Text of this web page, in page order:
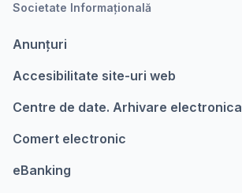
Societate Informațională
Anunțuri
Accesibilitate site-uri web
Centre de date. Arhivare electronica
Comert electronic
eBanking